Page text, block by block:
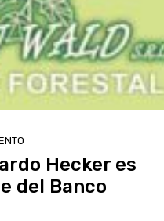
Hecker es
del Banco